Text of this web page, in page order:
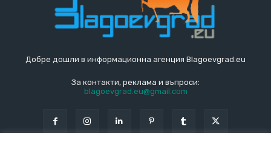
Добре дошли в информационна агенция Blagoevgrad.eu
За контакти, реклама и въпроси:
blagoevgrad.eu@gmail.com